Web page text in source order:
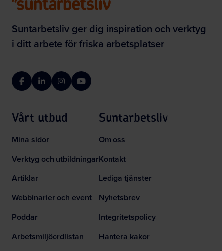
Suntarbetsliv ger dig inspiration och verktyg
i ditt arbete för friska arbetsplatser
FacebookLinkedInInstagramYouTube
Vårt utbud
Mina sidor
Verktyg och utbildningar
Artiklar
Webbinarier och event
Poddar
Arbetsmiljöordlistan
Suntarbetsliv
Om oss
Kontakt
Lediga tjänster
Nyhetsbrev
Integritetspolicy
Hantera kakor